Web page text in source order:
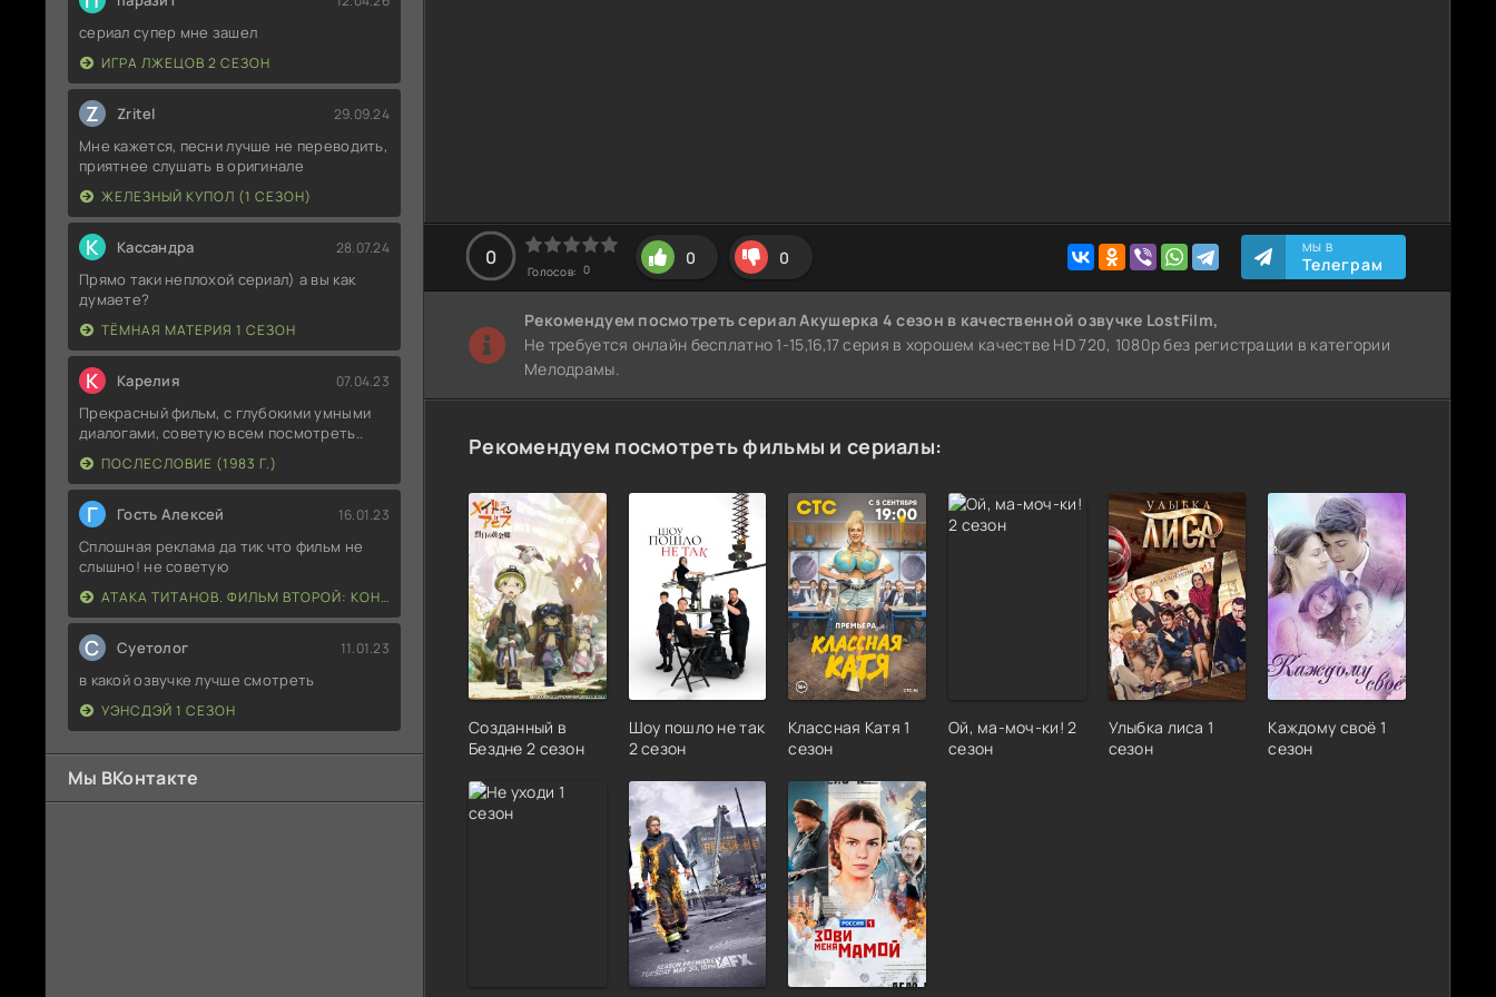
сериал супер мне зашел
ИГРА ЛЖЕЦОВ 2 СЕЗОН
Z Zritel 29.09.24
Мне кажется, песни лучше не переводить,
приятнее слушать в оригинале
ЖЕЛЕЗНЫЙ КУПОЛ (1 СЕЗОН)
К Кассандра 28.07.24
Прямо таки неплохой сериал) а вы как
думаете?
ТЁМНАЯ МАТЕРИЯ 1 СЕЗОН
К Карелия 07.04.23
Прекрасный фильм, с глубокими умными
диалогами, советую всем посмотреть..
ПОСЛЕСЛОВИЕ (1983 Г.)
Г Гость Алексей 16.01.23
Сплошная реклама да тик что фильм не
слышно! не советую
АТАКА ТИТАНОВ. ФИЛЬМ ВТОРОЙ: КОНЕЦ СВЕТА
С Суетолог 11.01.23
в какой озвучке лучше смотреть
УЭНСДЭЙ 1 СЕЗОН
Мы ВКонтакте
0
Голосов: 0
0 0 МЫ В
Телеграм
Рекомендуем посмотреть сериал Акушерка 4 сезон в качественной озвучке LostFilm,
Не требуется онлайн бесплатно 1-15,16,17 серия в хорошем качестве HD 720, 1080p без регистрации в категории
Мелодрамы.
Рекомендуем посмотреть фильмы и сериалы:
Созданный в
Бездне 2 сезон
Шоу пошло не так
2 сезон
Классная Катя 1
сезон
Ой, ма-моч-ки! 2
сезон
Улыбка лиса 1
сезон
Каждому своё 1
сезон